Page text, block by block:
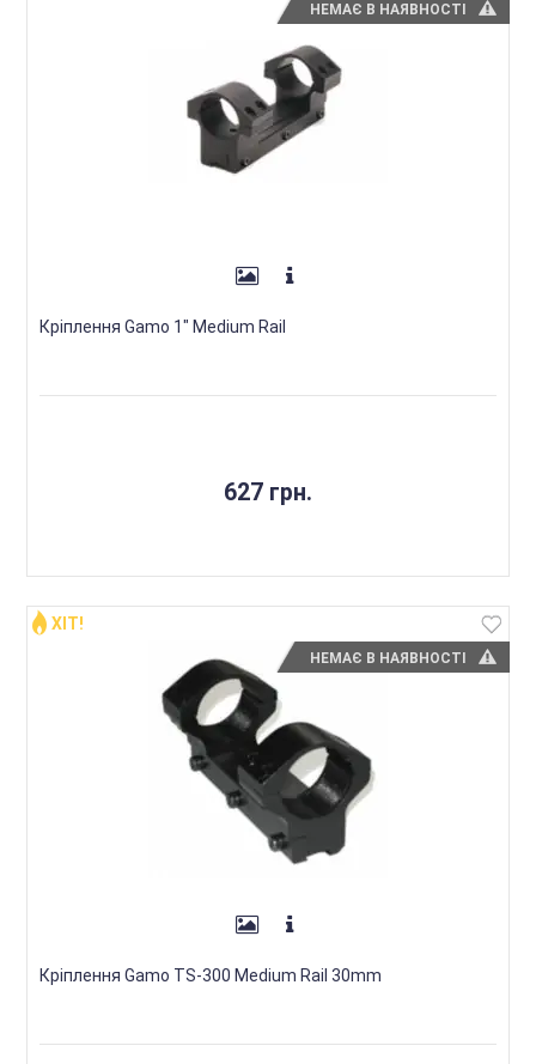
НЕМАЄ В НАЯВНОСТІ
Кріплення Gamo 1" Medium Rail
627 грн.
НЕМАЄ В НАЯВНОСТІ
ХІТ!
Кріплення Gamo TS-300 Medium Rail 30mm